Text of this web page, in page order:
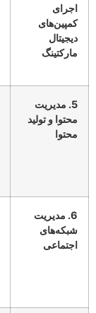
اجرای
کمپین‌های
دیجیتال
مارکتینگ
5. مدیریت
محتوا و تولید
محتوا
6. مدیریت
شبکه‌های
اجتماعی